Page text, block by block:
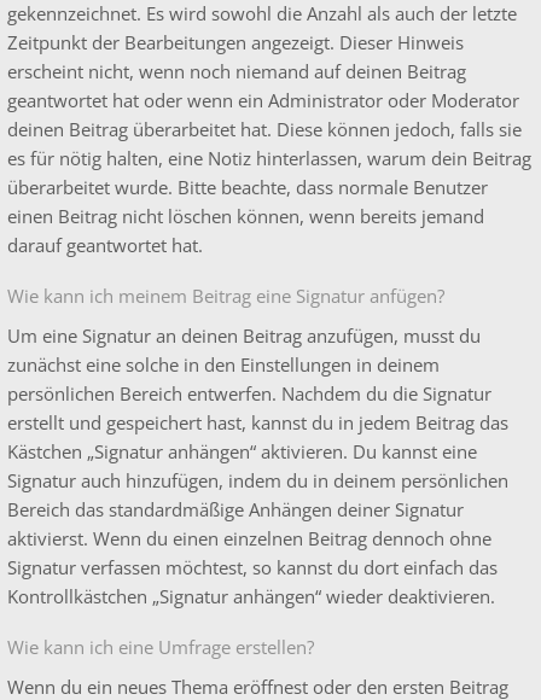
gekennzeichnet. Es wird sowohl die Anzahl als auch der letzte
Zeitpunkt der Bearbeitungen angezeigt. Dieser Hinweis
erscheint nicht, wenn noch niemand auf deinen Beitrag
geantwortet hat oder wenn ein Administrator oder Moderator
deinen Beitrag überarbeitet hat. Diese können jedoch, falls sie
es für nötig halten, eine Notiz hinterlassen, warum dein Beitrag
überarbeitet wurde. Bitte beachte, dass normale Benutzer
einen Beitrag nicht löschen können, wenn bereits jemand
darauf geantwortet hat.
Wie kann ich meinem Beitrag eine Signatur anfügen?
Um eine Signatur an deinen Beitrag anzufügen, musst du
zunächst eine solche in den Einstellungen in deinem
persönlichen Bereich entwerfen. Nachdem du die Signatur
erstellt und gespeichert hast, kannst du in jedem Beitrag das
Kästchen „Signatur anhängen“ aktivieren. Du kannst eine
Signatur auch hinzufügen, indem du in deinem persönlichen
Bereich das standardmäßige Anhängen deiner Signatur
aktivierst. Wenn du einen einzelnen Beitrag dennoch ohne
Signatur verfassen möchtest, so kannst du dort einfach das
Kontrollkästchen „Signatur anhängen“ wieder deaktivieren.
Wie kann ich eine Umfrage erstellen?
Wenn du ein neues Thema eröffnest oder den ersten Beitrag